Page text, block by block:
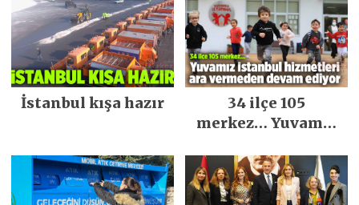
İstanbul kışa hazır
34 ilçe 105
merkez… Yuvamız
ara vermeden
devam ediyor